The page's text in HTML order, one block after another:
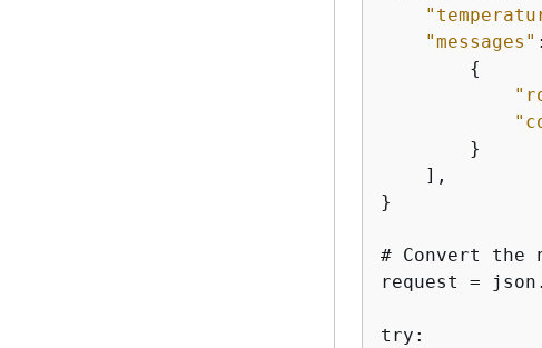
"messages"
{
        }
    ],
}
# Convert the
request =
try: